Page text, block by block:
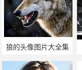
狼的头像图片大全集